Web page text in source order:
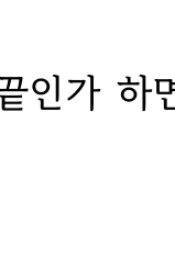
인가 하